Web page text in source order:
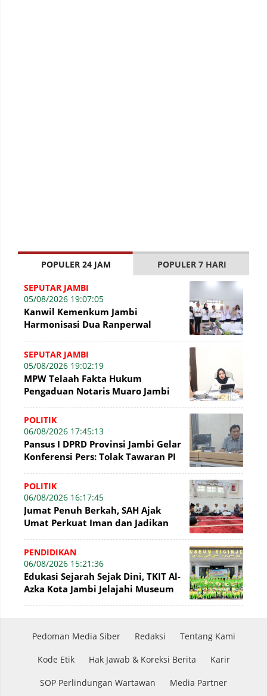
POPULER 24 JAM POPULER 7 HARI
SEPUTAR JAMBI
05/08/2026 19:07:05
Kanwil Kemenkum Jambi
Harmonisasi Dua Ranperwal
SEPUTAR JAMBI
05/08/2026 19:02:19
MPW Telaah Fakta Hukum
Pengaduan Notaris Muaro Jambi
POLITIK
06/08/2026 17:45:13
Pansus I DPRD Provinsi Jambi Gelar
Konferensi Pers: Tolak Tawaran PI
POLITIK
06/08/2026 16:17:45
Jumat Penuh Berkah, SAH Ajak
Umat Perkuat Iman dan Jadikan
Membangun Bangsa
PENDIDIKAN
06/08/2026 15:21:36
Edukasi Sejarah Sejak Dini, TKIT Al-
Azka Kota Jambi Jelajahi Museum
Pedoman Media Siber Redaksi Tentang Kami
Kode Etik Hak Jawab & Koreksi Berita Karir
SOP Perlindungan Wartawan Media Partner